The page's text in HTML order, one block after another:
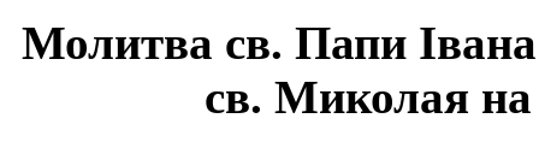
Молитва св. Папи
св. Миколая на